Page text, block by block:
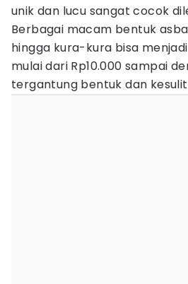
unik dan lucu sangat cocok
Berbagai macam bentuk
hingga kura-kura bisa
mulai dari Rp10.000 sampai
tergantung bentuk dan